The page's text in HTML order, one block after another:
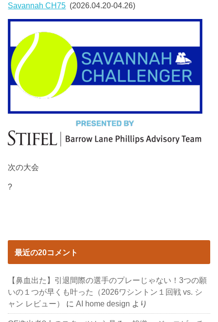
Savannah CH75 (2026.04.20-04.26)
次の大会
?
最近の20コメント
【鼻血出た】引退間際の選手のプレーじゃない！3つの願
いの１つが早くも叶った（2026ワシントン１回戦 vs. シ
ャン レビュー）
にAI home design より